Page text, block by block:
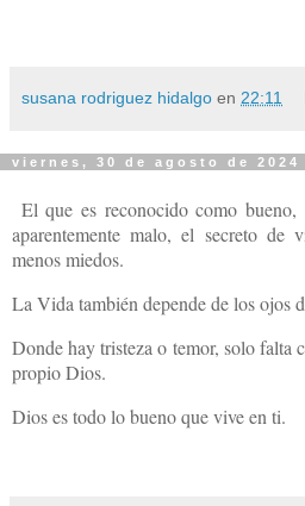
susana rodriguez hidalgo en 22:11
viernes, 30 de agosto de 2024
El que es reconocido como
aparentemente malo, el secreto de
menos miedos.
La Vida también depende de los ojos
Donde hay tristeza o temor, solo falta
propio Dios.
Dios es todo lo bueno que vive en ti.